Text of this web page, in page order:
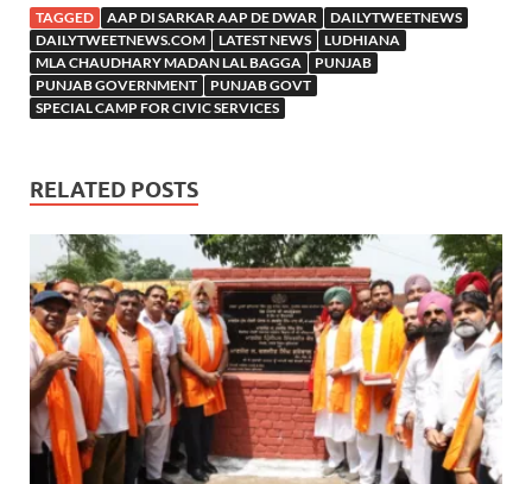
TAGGED AAP DI SARKAR AAP DE DWAR
DAILYTWEETNEWS
DAILYTWEETNEWS.COM
LATEST NEWS
LUDHIANA
MLA CHAUDHARY MADAN LAL BAGGA
PUNJAB
PUNJAB GOVERNMENT
PUNJAB GOVT
SPECIAL CAMP FOR CIVIC SERVICES
RELATED POSTS